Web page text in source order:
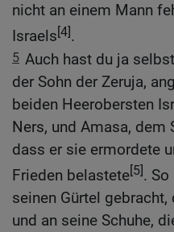
nicht an einem Mann
Israels[4].
5 Auch hast du ja
der Sohn der Zeruja,
beiden Heerobersten
Ners, und Amasa, dem
dass er sie ermordete
Frieden belastete[5].
seinen Gürtel
und an seine Schuhe,